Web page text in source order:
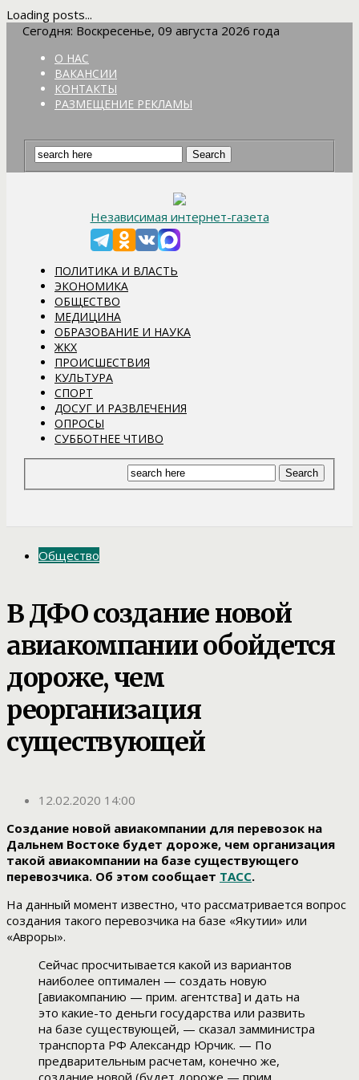
Loading posts...
Сегодня: Воскресенье, 09 августа 2026 года
О НАС
ВАКАНСИИ
КОНТАКТЫ
РАЗМЕЩЕНИЕ РЕКЛАМЫ
Независимая интернет-газета
ПОЛИТИКА И ВЛАСТЬ
ЭКОНОМИКА
ОБЩЕСТВО
МЕДИЦИНА
ОБРАЗОВАНИЕ И НАУКА
ЖКХ
ПРОИСШЕСТВИЯ
КУЛЬТУРА
СПОРТ
ДОСУГ И РАЗВЛЕЧЕНИЯ
ОПРОСЫ
СУББОТНЕЕ ЧТИВО
Общество
В ДФО создание новой
авиакомпании обойдется
дороже, чем
реорганизация
существующей
12.02.2020 14:00
Создание новой авиакомпании для перевозок на
Дальнем Востоке будет дороже, чем организация
такой авиакомпании на базе существующего
перевозчика. Об этом сообщает ТАСС.
На данный момент известно, что рассматривается вопрос
создания такого перевозчика на базе «Якутии» или
«Авроры».
Сейчас просчитывается какой из вариантов
наиболее оптимален — создать новую
[авиакомпанию — прим. агентства] и дать на
это какие-то деньги государства или развить
на базе существующей, — сказал замминистра
транспорта РФ Александр Юрчик. — По
предварительным расчетам, конечно же,